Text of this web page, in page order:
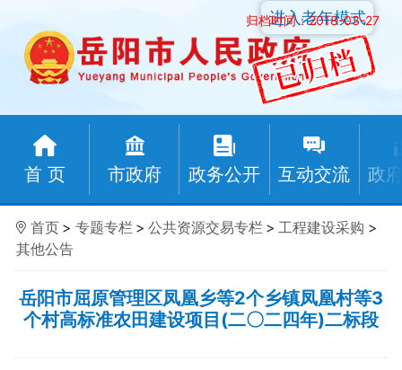
归档时间：2018-03-27
首 页 市政府 政务公开 互动交流 政
进入老年模式
首页 > 专题专栏 > 公共资源交易专栏 > 工程建设采购 >
其他公告
岳阳市屈原管理区凤凰乡等2个乡镇凤凰村等3
个村高标准农田建设项目(二〇二四年)二标段